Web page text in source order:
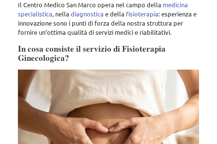
Il Centro Medico San Marco opera nel campo della medicina
specialistica, nella diagnostica e della fisioterapia: esperienza e
innovazione sono i punti di forza della nostra struttura per
fornire un’ottima qualità di servizi medici e riabilitativi.
In cosa consiste il servizio di Fisioterapia
Ginecologica?